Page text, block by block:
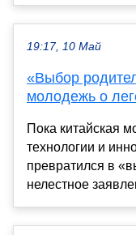
19:17, 10 Май
«Выбор
молодежь о
Пока китайская
технологии и
превратился в
нелестное